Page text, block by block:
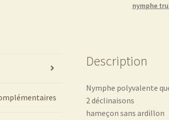
nymphe
Description
Nymphe polyvalente
2 déclinaisons
hameçon sans ardillon